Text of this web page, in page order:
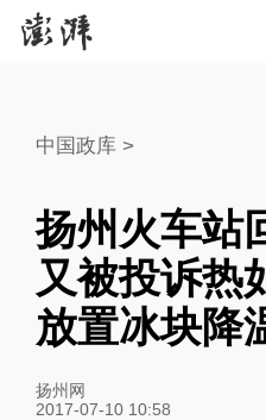
中国政库 >
扬州火车站
又被投诉热
放置冰块降
扬州网
2017-07-10 10:58